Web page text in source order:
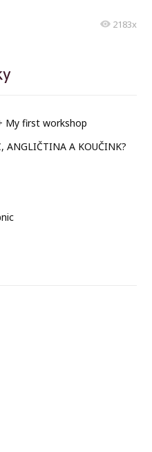
2183x
My first workshop
ANGLIČTINA A KOUČINK?